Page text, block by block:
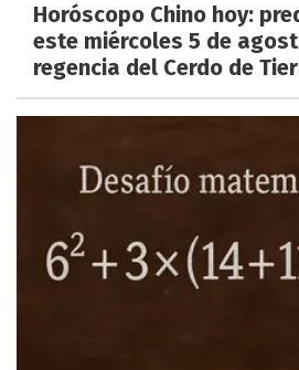
Horóscopo Chino hoy:
este miércoles 5 de
regencia del Cerdo de